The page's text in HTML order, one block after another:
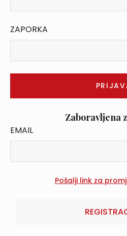
ZAPORKA
Zaboravljena
EMAIL